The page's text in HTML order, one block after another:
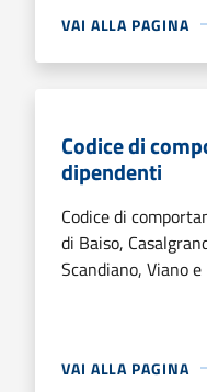
VAI ALLA PAGINA
Codice di
dipendenti
Codice di
di Baiso,
Scandiano, Viano
VAI ALLA PAGINA